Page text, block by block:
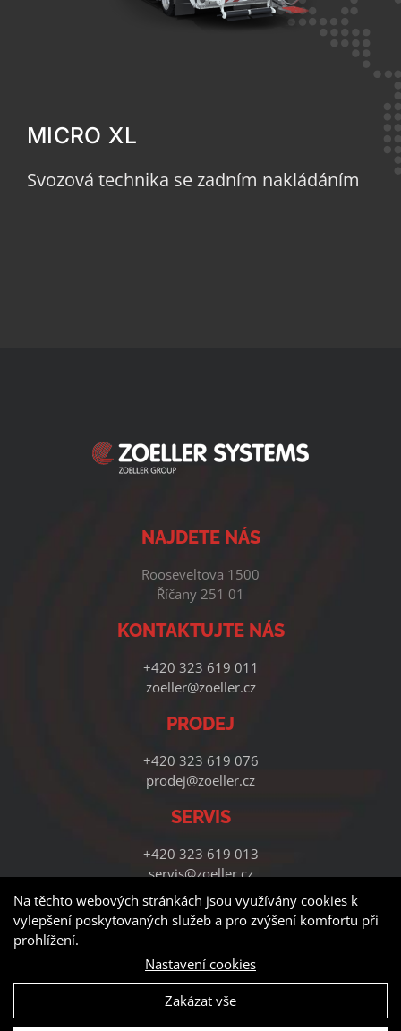
MICRO XL
Svozová technika se zadním nakládáním
NAJDETE NÁS
Rooseveltova 1500
Říčany 251 01
KONTAKTUJTE NÁS
+420 323 619 011
zoeller@zoeller.cz
PRODEJ
+420 323 619 076
prodej@zoeller.cz
SERVIS
+420 323 619 013
servis@zoeller.cz
© Copyright - Zoeller Systems s.r.o. | Vytvořila digitální agentura
Na těchto webových stránkách jsou využívány cookies k
vylepšení poskytovaných služeb a pro zvýšení komfortu při
prohlížení.
Nastavení cookies
Zakázat vše